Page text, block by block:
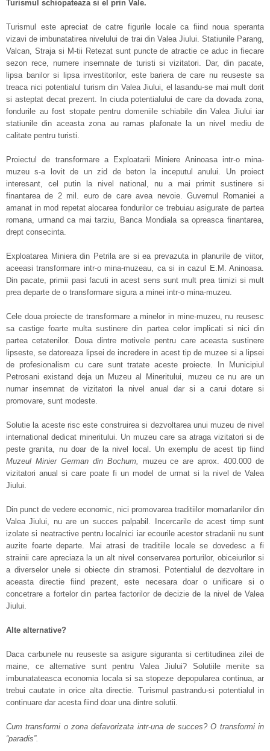
Turismul schiopateaza si el prin Vale.
Turismul este apreciat de catre figurile locale ca fiind noua speranta
vizavi de imbunatatirea nivelului de trai din Valea Jiului. Statiunile Parang,
Valcan, Straja si M-tii Retezat sunt puncte de atractie ce aduc in fiecare
sezon rece, numere insemnate de turisti si vizitatori. Dar, din pacate,
lipsa banilor si lipsa investitorilor, este bariera de care nu reuseste sa
treaca nici potentialul turism din Valea Jiului, el lasandu-se mai mult dorit
si asteptat decat prezent. In ciuda potentialului de care da dovada zona,
fondurile au fost stopate pentru domeniile schiabile din Valea Jiului iar
statiunile din aceasta zona au ramas plafonate la un nivel mediu de
calitate pentru turisti.
Proiectul de transformare a Exploatarii Miniere Aninoasa intr-o mina-
muzeu s-a lovit de un zid de beton la inceputul anului. Un proiect
interesant, cel putin la nivel national, nu a mai primit sustinere si
finantarea de 2 mil. euro de care avea nevoie. Guvernul Romaniei a
amanat in mod repetat alocarea fondurilor ce trebuiau asigurate de partea
romana, urmand ca mai tarziu, Banca Mondiala sa opreasca finantarea,
drept consecinta.
Exploatarea Miniera din Petrila are si ea prevazuta in planurile de viitor,
aceeasi transformare intr-o mina-muzeau, ca si in cazul E.M. Aninoasa.
Din pacate, primii pasi facuti in acest sens sunt mult prea timizi si mult
prea departe de o transformare sigura a minei intr-o mina-muzeu.
Cele doua proiecte de transformare a minelor in mine-muzeu, nu reusesc
sa castige foarte multa sustinere din partea celor implicati si nici din
partea cetatenilor. Doua dintre motivele pentru care aceasta sustinere
lipseste, se datoreaza lipsei de incredere in acest tip de muzee si a lipsei
de profesionalism cu care sunt tratate aceste proiecte. In Municipiul
Petrosani existand deja un Muzeu al Mineritului, muzeu ce nu are un
numar insemnat de vizitatori la nivel anual dar si a carui dotare si
promovare, sunt modeste.
Solutie la aceste risc este construirea si dezvoltarea unui muzeu de nivel
international dedicat mineritului. Un muzeu care sa atraga vizitatori si de
peste granita, nu doar de la nivel local. Un exemplu de acest tip fiind
Muzeul Minier German din Bochum,
muzeu ce are aprox. 400.000 de
vizitatori anual si care poate fi un model de urmat si la nivel de Valea
Jiului.
Din punct de vedere economic, nici promovarea traditiilor momarlanilor din
Valea Jiului, nu are un succes palpabil. Incercarile de acest timp sunt
izolate si neatractive pentru localnici iar ecourile acestor stradanii nu sunt
auzite foarte departe. Mai atrasi de traditiile locale se dovedesc a fi
strainii care apreciaza la un alt nivel conservarea porturilor, obiceiurilor si
a diverselor unele si obiecte din stramosi. Potentialul de dezvoltare in
aceasta directie fiind prezent, este necesara doar o unificare si o
concetrare a fortelor din partea factorilor de decizie de la nivel de Valea
Jiului.
Alte alternative?
Daca carbunele nu reuseste sa asigure siguranta si certitudinea zilei de
maine, ce alternative sunt pentru Valea Jiului? Solutiile menite sa
imbunatateasca economia locala si sa stopeze depopularea continua, ar
trebui cautate in orice alta directie. Turismul pastrandu-si potentialul in
continuare dar acesta fiind doar una dintre solutii.
Cum transformi o zona defavorizata intr-una de succes? O transformi in
“paradis”.